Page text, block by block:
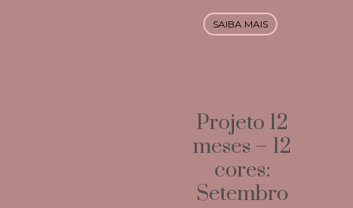
SAIBA MAIS
Projeto 12
meses – 12
cores:
Setembro